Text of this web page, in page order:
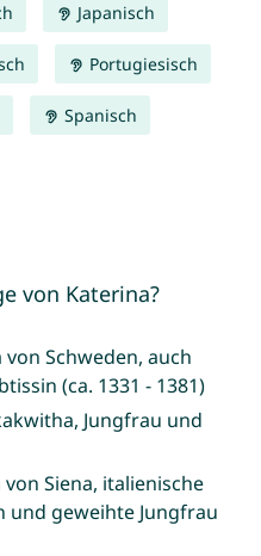
Japanisch
Portugiesisch
Spanisch
von Katerina?
Schweden, auch
(ca. 1331 - 1381)
Jungfrau und
Siena, italienische
geweihte Jungfrau